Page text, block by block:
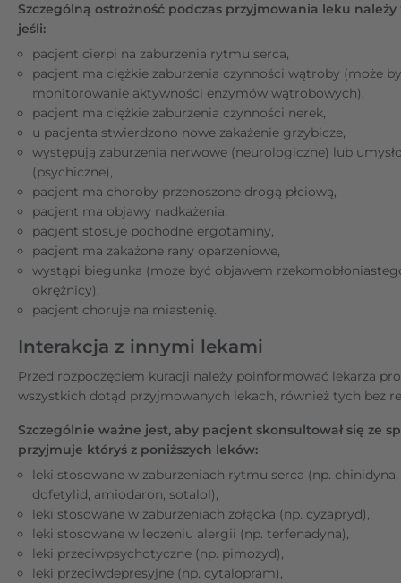
Szczególną ostrożność podczas przyjmowania leku należy
jeśli:
pacjent cierpi na zaburzenia rytmu serca,
pacjent ma ciężkie zaburzenia czynności wątroby (może
monitorowanie aktywności enzymów wątrobowych),
pacjent ma ciężkie zaburzenia czynności nerek,
u pacjenta stwierdzono nowe zakażenie grzybicze,
występują zaburzenia nerwowe (neurologiczne) lub
(psychiczne),
pacjent ma choroby przenoszone drogą płciową,
pacjent ma objawy nadkażenia,
pacjent stosuje pochodne ergotaminy,
pacjent ma zakażone rany oparzeniowe,
wystąpi biegunka (może być objawem
okrężnicy),
pacjent choruje na miastenię.
Interakcja z innymi lekami
Przed rozpoczęciem kuracji należy poinformować lekarza
wszystkich dotąd przyjmowanych lekach, również tych bez
Szczególnie ważne jest, aby pacjent skonsultował się ze
przyjmuje któryś z poniższych leków:
leki stosowane w zaburzeniach rytmu serca (np.
dofetylid, amiodaron, sotalol),
leki stosowane w zaburzeniach żołądka (np. cyzapryd),
leki stosowane w leczeniu alergii (np. terfenadyna),
leki przeciwpsychotyczne (np. pimozyd),
leki przeciwdepresyjne (np. cytalopram),